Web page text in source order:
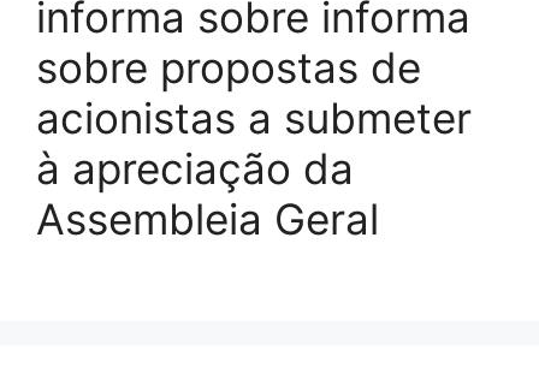
informa sobre informa
sobre propostas de
acionistas a submeter
à apreciação da
Assembleia Geral